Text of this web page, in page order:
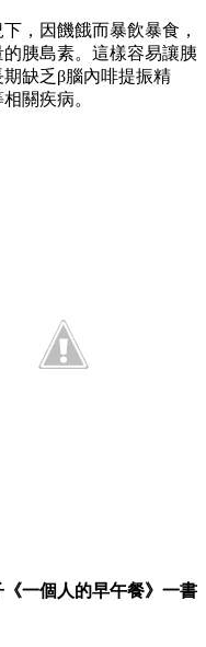
，因饑餓而暴飲暴食，
胰島素。這樣容易讓胰
缺乏β腦內啡提振精
關疾病。
《一個人的早午餐》一書